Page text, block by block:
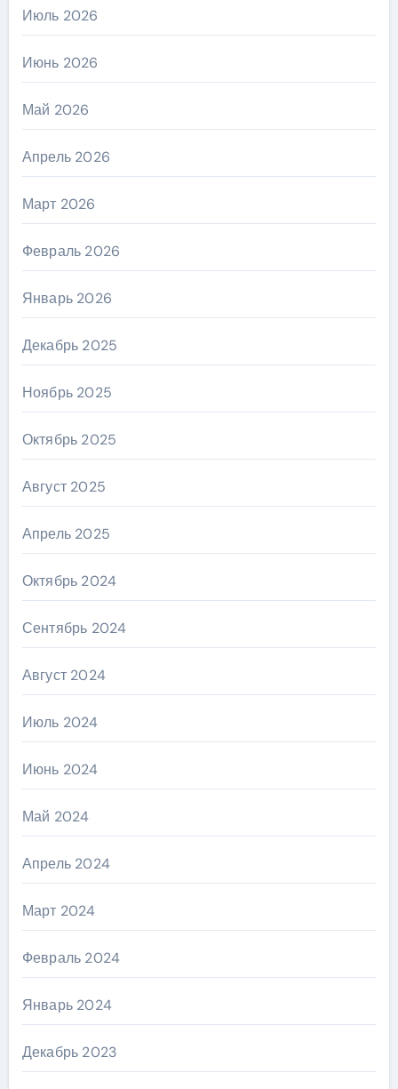
Июль 2026
Июнь 2026
Май 2026
Апрель 2026
Март 2026
Февраль 2026
Январь 2026
Декабрь 2025
Ноябрь 2025
Октябрь 2025
Август 2025
Апрель 2025
Октябрь 2024
Сентябрь 2024
Август 2024
Июль 2024
Июнь 2024
Май 2024
Апрель 2024
Март 2024
Февраль 2024
Январь 2024
Декабрь 2023